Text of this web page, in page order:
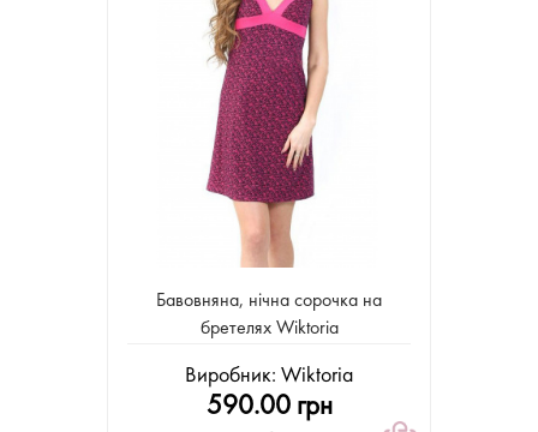
Бавовняна, нічна сорочка на
бретелях Wiktoria
Виробник: Wiktoria
590.00 грн